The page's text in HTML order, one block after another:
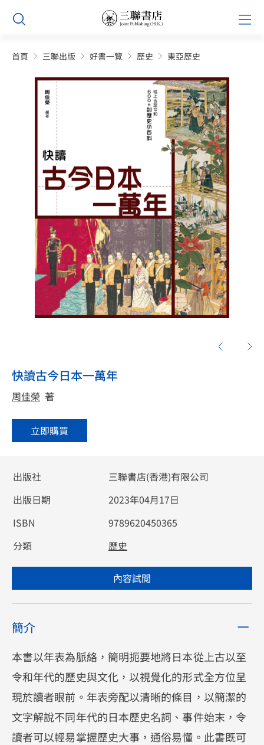
Skip
content
首頁 三聯出版 好書一覽 歷史 東亞歷史
快讀古今日本一萬年
周佳榮 著
立即購買
出版社
三聯書店(香港)有限公司
出版日期
2023年04月17日
ISBN
9789620450365
分類
歷史
內容試閲
簡介
本書以年表為脈絡，簡明扼要地將日本從上古以至
令和年代的歷史與文化，以視覺化的形式全方位呈
現於讀者眼前。年表旁配以清晰的條目，以簡潔的
文字解說不同年代的日本歷史名詞、事件始末，令
讀者可以輕易掌握歷史大事，通俗易懂。此書既可